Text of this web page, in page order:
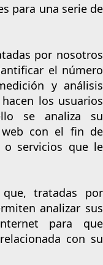
para una serie de
por nosotros
el número
y análisis
los usuarios
se analiza su
web con el fin de
servicios que le
tratadas por
analizar sus
para que
con su